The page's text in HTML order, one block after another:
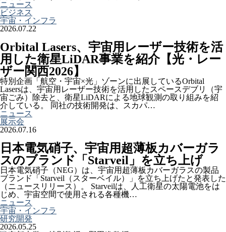
ニュース
ビジネス
宇宙・インフラ
2026.07.22
Orbital Lasers、宇宙用レーザー技術を活
用した衛星LiDAR事業を紹介【光・レー
ザー関西2026】
特別企画「航空・宇宙×光」ゾーンに出展しているOrbital
Lasersは、宇宙用レーザー技術を活用したスペースデブリ（宇
宙ごみ）除去と、衛星LiDARによる地球観測の取り組みを紹
介している。 同社の技術開発は、スカパ…
ニュース
展示会
2026.07.16
日本電気硝子、宇宙用超薄板カバーガラ
スのブランド「Starveil」を立ち上げ
日本電気硝子（NEG）は、宇宙用超薄板カバーガラスの製品
ブランド「Starveil（スターベイル）」を立ち上げたと発表した
（ニュースリリース）。 Starveilは、人工衛星の太陽電池をは
じめ、宇宙空間で使用される各種機…
ニュース
宇宙・インフラ
研究開発
2026.05.25